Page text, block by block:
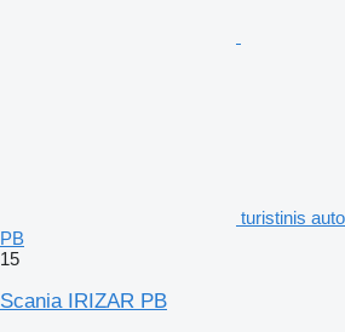
turistinis
PB
15
Scania IRIZAR PB